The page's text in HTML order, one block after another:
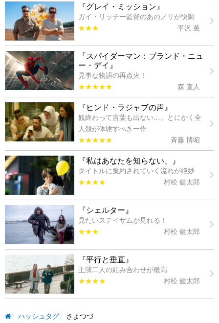
『グレイ・ミッション』
ガイ・リッチー監督のあのノリが快調
★★★
平沢 薫
『スパイダーマン：ブランド・ニュ
ー・デイ』
見事な物語の再点火！
★★★★★
森 直人
『ヒンド・ラジャブの声』
観終わって言葉も出ない…。とにかく全
人類が体験すべき一作
★★★★★
斉藤 博昭
『私はあなたを知らない、』
タイトルに集約されていく流れが絶妙
★★★★
村松 健太郎
『シェルター』
見たいステイサムが見れる！
★★★
村松 健太郎
『平行と垂直』
主演二人の組み合わせが最高
★★★★
村松 健太郎
ハッシュタグ さよつづ